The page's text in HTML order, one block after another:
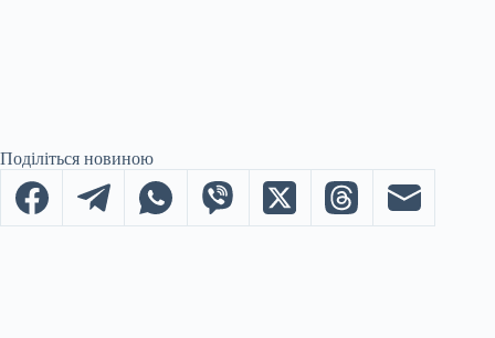
Поділіться новиною